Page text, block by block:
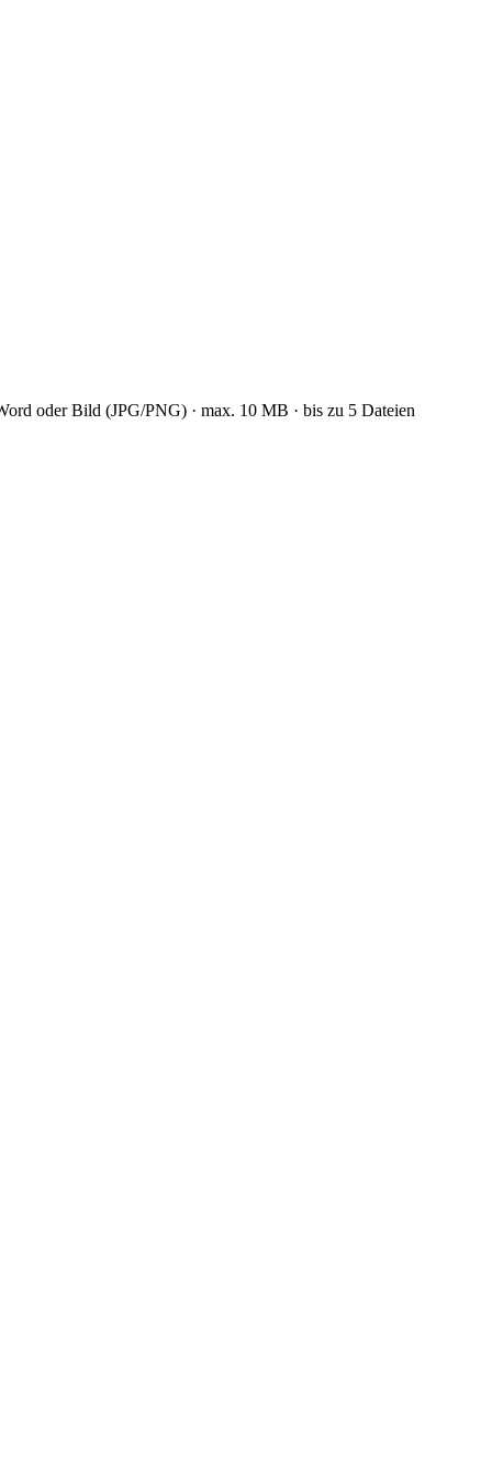
oder Bild (JPG/PNG) · max. 10 MB · bis zu 5 Dateien